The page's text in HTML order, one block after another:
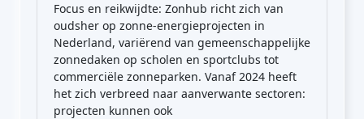
Focus en reikwijdte: Zonhub richt zich van
oudsher op zonne-energieprojecten in
Nederland, variërend van gemeenschappelijke
zonnedaken op scholen en sportclubs tot
commerciële zonneparken. Vanaf 2024 heeft
het zich verbreed naar aanverwante sectoren:
projecten kunnen ook